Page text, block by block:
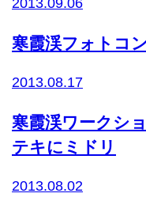
2013.09.06
寒霞渓フォトコ
2013.08.17
寒霞渓ワークシ
テキにミドリ
2013.08.02